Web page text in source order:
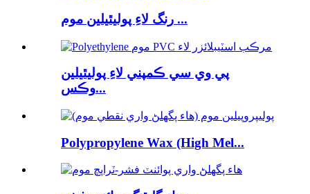
رنگ لاءِ پوليٿيلين موم ...
پي وي سي ڪمپني لاءِ پوليٿيلين
وڪس...
Polypropylene Wax (High Mel...